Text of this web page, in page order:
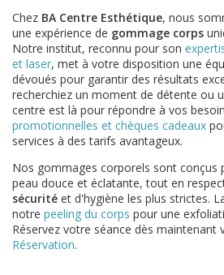
Chez BA Centre Esthétique, nous
une expérience de gommage corps
Notre institut, reconnu pour son
et laser, met à votre disposition une
dévoués pour garantir des résultats
recherchiez un moment de détente ou
centre est là pour répondre à vos
promotionnelles et chèques cadeaux
services à des tarifs avantageux.
Nos gommages corporels sont conçus
peau douce et éclatante, tout en
sécurité et d'hygiène les plus strictes.
notre peeling du corps pour une
Réservez votre séance dès maintenant
Réservation.